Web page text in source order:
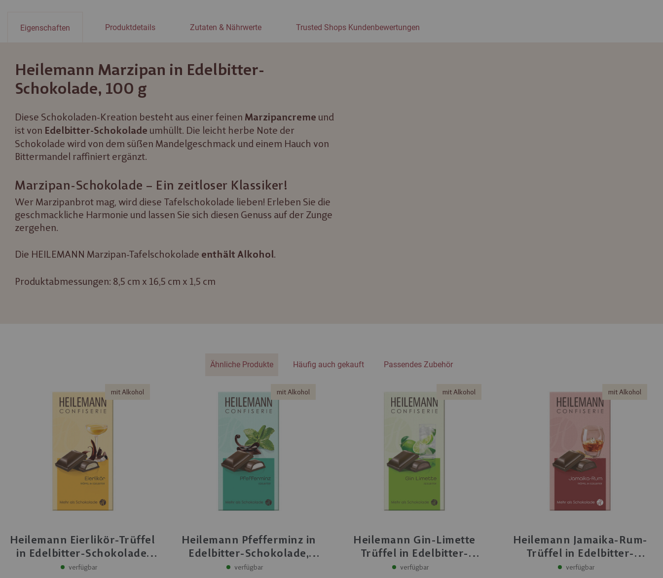
Eigenschaften
Heilemann Marzipan in Edelbitter-
Schokolade, 100 g
Diese Schokoladen-Kreation besteht aus einer feinen Marzipancreme und
ist von Edelbitter-Schokolade umhüllt. Die leicht herbe Note der
Schokolade wird von dem süßen Mandelgeschmack und einem Hauch von
Bittermandel raffiniert ergänzt.
Marzipan-Schokolade – Ein zeitloser Klassiker!
Wer Marzipanbrot mag, wird diese Tafelschokolade lieben! Erleben Sie die
geschmackliche Harmonie und lassen Sie sich diesen Genuss auf der Zunge
zergehen.
Die HEILEMANN Marzipan-Tafelschokolade enthält Alkohol.
Produktabmessungen: 8,5 cm x 16,5 cm x 1,5 cm
Produktdetails Zutaten & Nährwerte Trusted Shops Kundenbewertungen
Ähnliche Produkte Häufig auch gekauft Passendes Zubehör
mit Alkohol
Heilemann Eierlikör-Trüffel
in Edelbitter-Schokolade,
100 g
verfügbar
mit Alkohol
Heilemann Pfefferminz in
Edelbitter-Schokolade,
100 g
verfügbar
mit Alkohol
Heilemann Gin-Limette
Trüffel in Edelbitter-
Schokolade, 100 g
verfügbar
mit Alkohol
Heilemann Jamaika-Rum-
Trüffel in Edelbitter-
Schokolade, 100 g
verfügbar